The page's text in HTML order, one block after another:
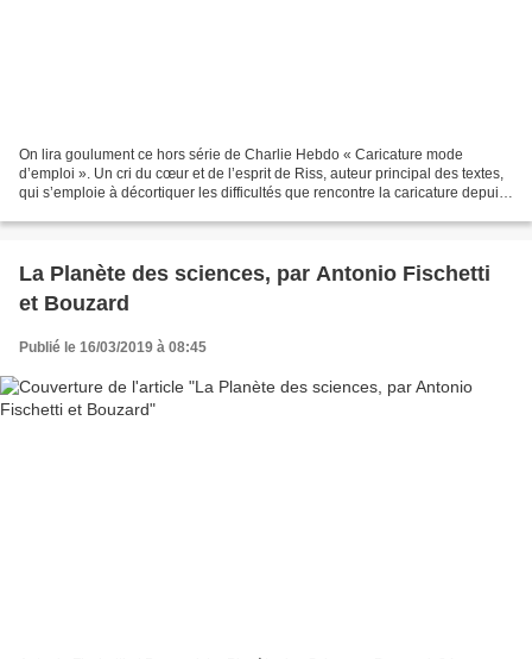
On lira goulument ce hors série de Charlie Hebdo « Caricature mode
d’emploi ». Un cri du cœur et de l’esprit de Riss, auteur principal des textes,
qui s’emploie à décortiquer les difficultés que rencontre la caricature depuis
La Planète des sciences, par Antonio Fischetti
et Bouzard
Publié le 16/03/2019 à 08:45